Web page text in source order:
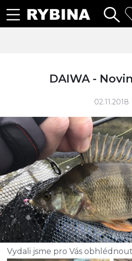
DAIWA -
02.11.2018
Vydali jsme pro Vás